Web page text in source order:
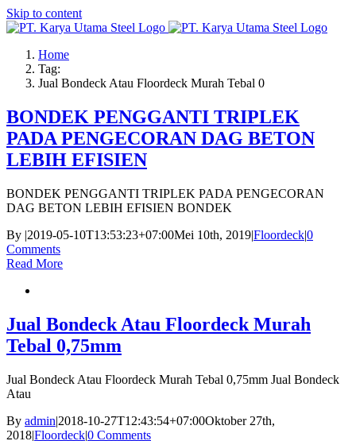
Skip to content
Home
Tag:
Jual Bondeck Atau Floordeck Murah Tebal 0
BONDEK PENGGANTI TRIPLEK
PADA PENGECORAN DAG BETON
LEBIH EFISIEN
BONDEK PENGGANTI TRIPLEK PADA PENGECORAN
DAG BETON LEBIH EFISIEN BONDEK
By |2019-05-10T13:53:23+07:00Mei 10th, 2019|Floordeck|0
Comments
Read More
Jual Bondeck Atau Floordeck Murah
Tebal 0,75mm
Jual Bondeck Atau Floordeck Murah Tebal 0,75mm Jual Bondeck
Atau
By admin|2018-10-27T12:43:54+07:00Oktober 27th,
2018|Floordeck|0 Comments